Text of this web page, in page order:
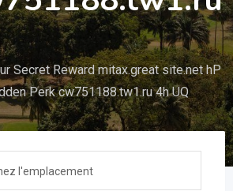
Secret Reward mitax.great site.net hP
Perk cw751188.tw1.ru 4h UQ
l'emplacement